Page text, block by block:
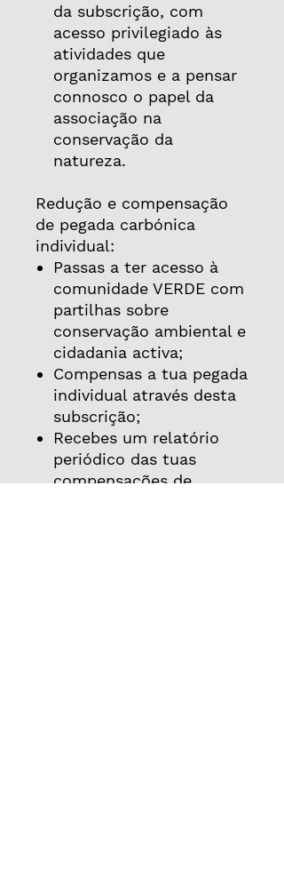
da subscrição, com
acesso privilegiado às
atividades que
organizamos e a pensar
connosco o papel da
associação na
conservação da
natureza.
Redução e compensação
de pegada carbónica
individual:
Passas a ter acesso à
comunidade VERDE com
partilhas sobre
conservação ambiental e
cidadania activa;
Compensas a tua pegada
individual através desta
subscrição;
Recebes um relatório
periódico das tuas
compensações de